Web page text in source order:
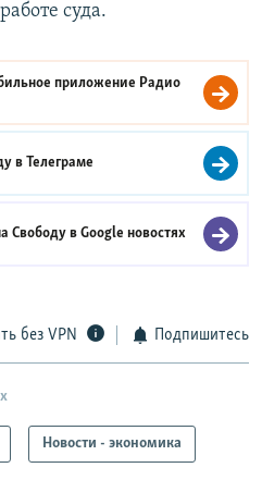
суда.
приложение Радио
вТелеграме
Свободу вGoogle новостях
без VPN Подпишитесь
Новости - экономика